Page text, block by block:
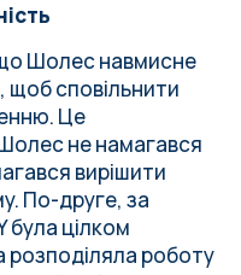
Шолес навмисне
щоб сповільнити
Це
не намагався
вирішити
По-друге, за
була цілком
роботу